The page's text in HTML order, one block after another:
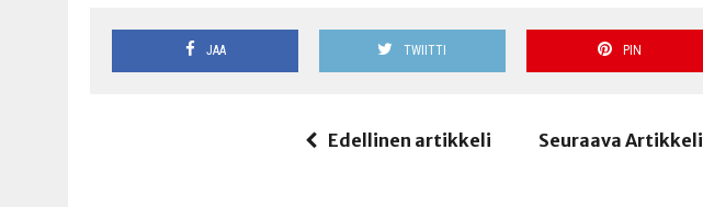
JAA TWIITTI PIN
Edellinen artikkeli Seuraava Artikkeli